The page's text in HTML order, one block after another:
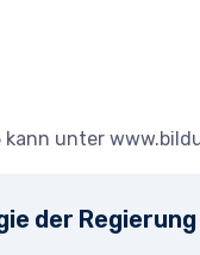
unter
der Regierung